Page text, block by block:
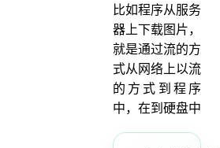
19. IO基本操作讲解
1. 按 字符 流读取文件
1.2 按字符流的·处理流方式读取
比如程序从服务
器上下载图片，
就是通过流的方
式从网络上以流
的方式到程序
中，在到硬盘中